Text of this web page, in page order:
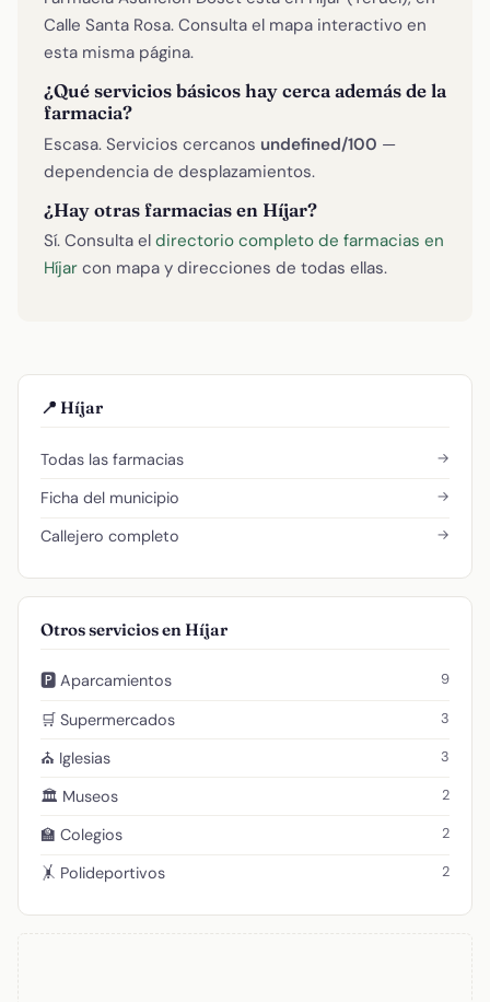
Calle Santa Rosa. Consulta el mapa interactivo en
esta misma página.
¿Qué servicios básicos hay cerca además de la
farmacia?
Escasa. Servicios cercanos undefined/100 —
dependencia de desplazamientos.
¿Hay otras farmacias en Híjar?
Sí. Consulta el directorio completo de farmacias en
Híjar con mapa y direcciones de todas ellas.
📍 Híjar
Todas las farmacias →
Ficha del municipio →
Callejero completo →
Otros servicios en Híjar
🅿️ Aparcamientos 9
🛒 Supermercados 3
⛪ Iglesias 3
🏛️ Museos 2
🏫 Colegios 2
🤸 Polideportivos 2